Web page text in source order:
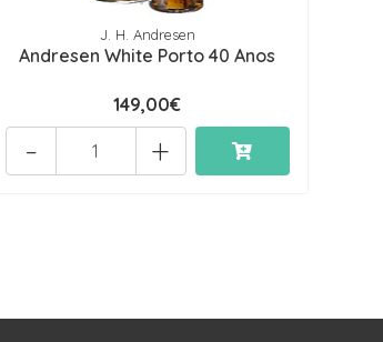
J. H. Andresen
Andresen White Porto 40 Anos
149,00€
+
-